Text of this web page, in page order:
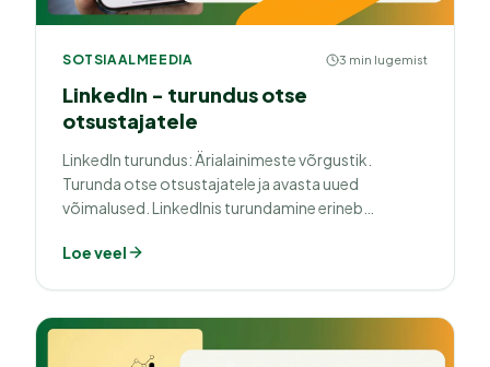
SOTSIAALMEEDIA 3 min lugemist
LinkedIn - turundus otse
otsustajatele
LinkedIn turundus: Ärialainimeste võrgustik.
Turunda otse otsustajatele ja avasta uued
võimalused. LinkedInis turundamine erineb
Loe veel